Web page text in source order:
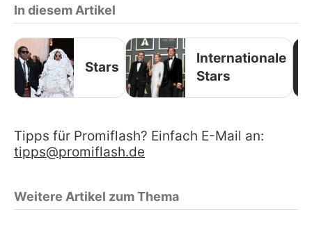
In diesem Artikel
Stars
Internationale
Stars
Tipps für Promiflash? Einfach E-Mail an:
tipps@promiflash.de
Weitere Artikel zum Thema